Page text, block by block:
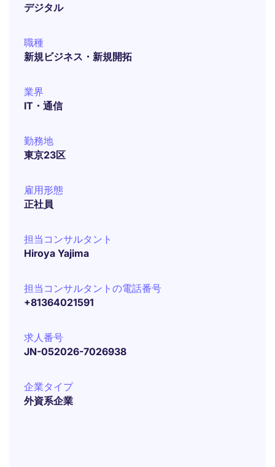
デジタル
職種
新規ビジネス・新規開拓
業界
IT・通信
勤務地
東京23区
雇用形態
正社員
担当コンサルタント
Hiroya Yajima
担当コンサルタントの電話番号
+81364021591
求人番号
JN-052026-7026938
企業タイプ
外資系企業